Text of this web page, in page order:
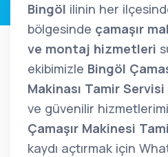
Bingöl ilinin her
bölgesinde çamaşır
ve montaj hizmetleri
ekibimizle Bingöl
Makinası Tamir Servisi
ve güvenilir
Çamaşır Makinesi
kaydı açtırmak için